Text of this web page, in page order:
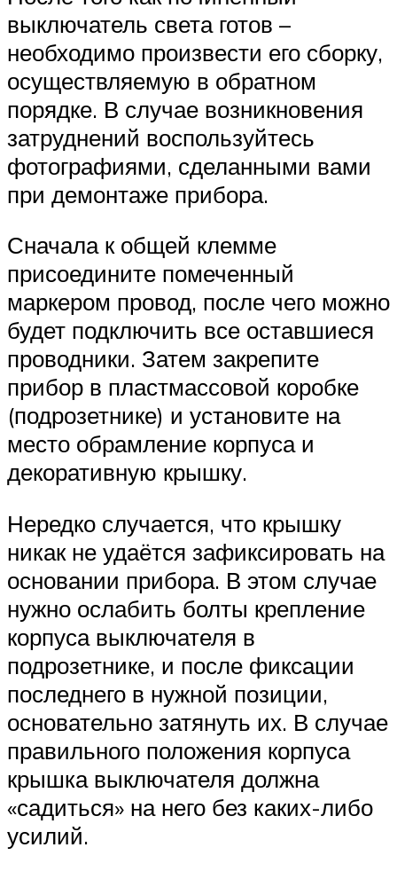
выключатель света готов –
необходимо произвести его сборку,
осуществляемую в обратном
порядке. В случае возникновения
затруднений воспользуйтесь
фотографиями, сделанными вами
при демонтаже прибора.
Сначала к общей клемме
присоедините помеченный
маркером провод, после чего можно
будет подключить все оставшиеся
проводники. Затем закрепите
прибор в пластмассовой коробке
(подрозетнике) и установите на
место обрамление корпуса и
декоративную крышку.
Нередко случается, что крышку
никак не удаётся зафиксировать на
основании прибора. В этом случае
нужно ослабить болты крепление
корпуса выключателя в
подрозетнике, и после фиксации
последнего в нужной позиции,
основательно затянуть их. В случае
правильного положения корпуса
крышка выключателя должна
«садиться» на него без каких-либо
усилий.